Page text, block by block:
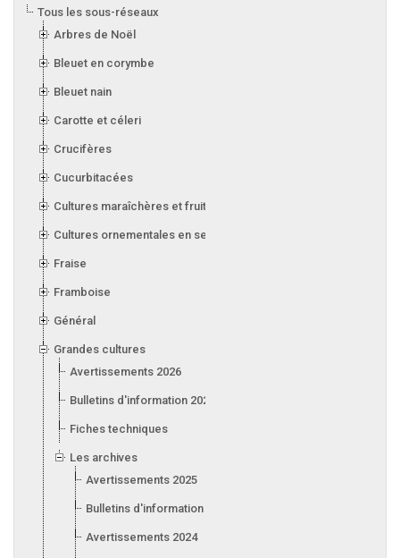
Tous les sous-réseaux
Arbres de Noël
Bleuet en corymbe
Bleuet nain
Carotte et céleri
Crucifères
Cucurbitacées
Cultures maraîchères et fruitières en serre
Cultures ornementales en serre
Fraise
Framboise
Général
Grandes cultures
Avertissements 2026
Bulletins d'information 2026
Fiches techniques
Les archives
Avertissements 2025
Bulletins d'information 2025
Avertissements 2024